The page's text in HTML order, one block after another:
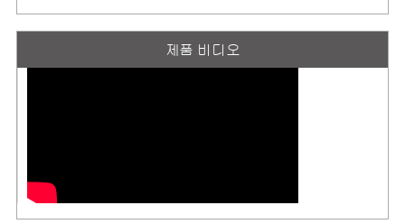
제품 비디오